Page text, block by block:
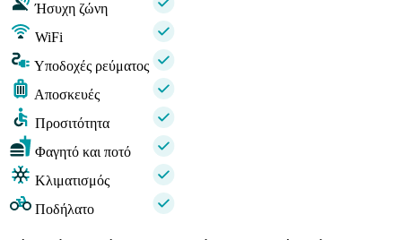
Ήσυχη ζώνη
WiFi
Υποδοχές ρεύματος
Αποσκευές
Προσιτότητα
Φαγητό και ποτό
Κλιματισμός
Ποδήλατο